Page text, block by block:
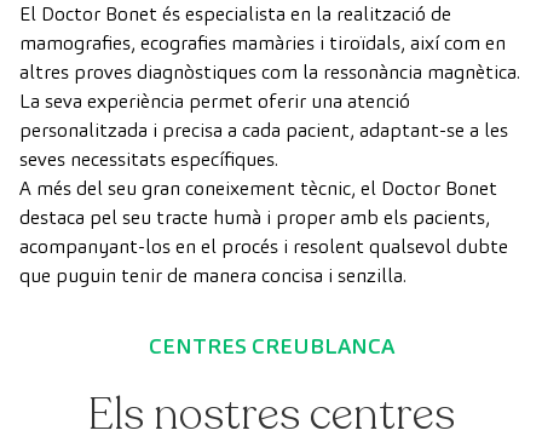
El Doctor Bonet és especialista en la realització de
mamografies, ecografies mamàries i tiroïdals, així com en
altres proves diagnòstiques com la ressonància magnètica.
La seva experiència permet oferir una atenció
personalitzada i precisa a cada pacient, adaptant-se a les
seves necessitats específiques.
A més del seu gran coneixement tècnic, el Doctor Bonet
destaca pel seu tracte humà i proper amb els pacients,
acompanyant-los en el procés i resolent qualsevol dubte
que puguin tenir de manera concisa i senzilla.
CENTRES CREUBLANCA
Els nostres centres